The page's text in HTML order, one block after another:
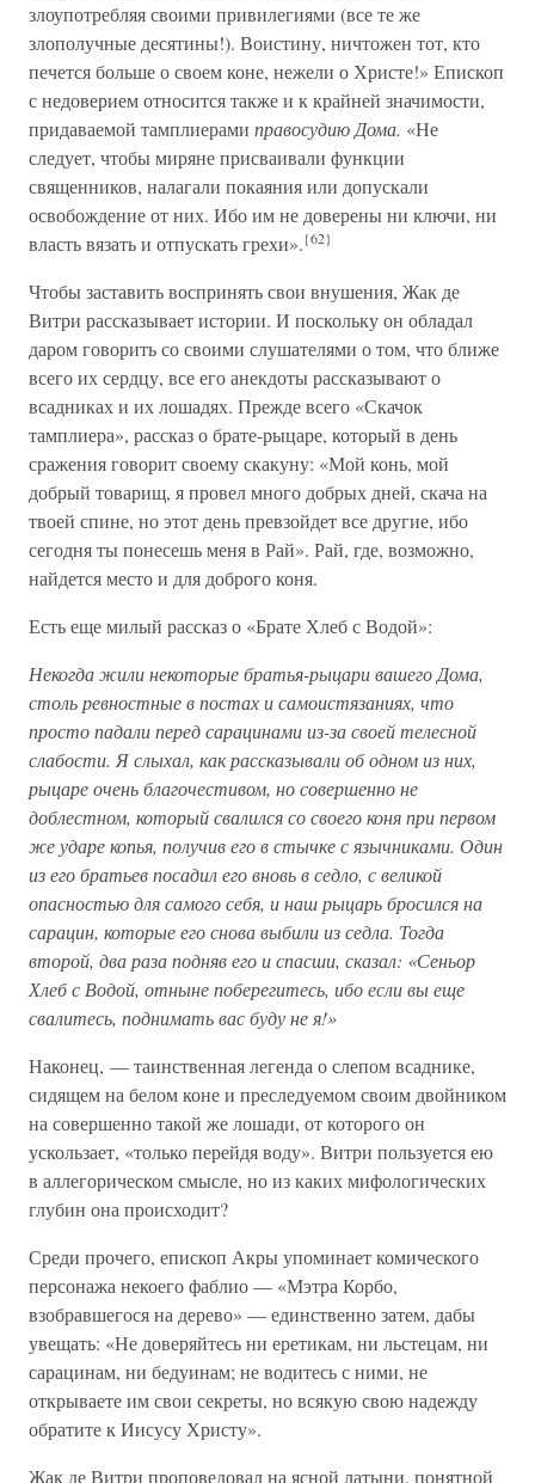
злоупотребляя своими привилегиями (все те же
злополучные десятины!). Воистину, ничтожен тот, кто
печется больше о своем коне, нежели о Христе!» Епископ
с недоверием относится также и к крайней значимости,
придаваемой тамплиерами правосудию Дома. «Не
следует, чтобы миряне присваивали функции
священников, налагали покаяния или допускали
освобождение от них. Ибо им не доверены ни ключи, ни
власть вязать и отпускать грехи».{62}
Чтобы заставить воспринять свои внушения, Жак де
Витри рассказывает истории. И поскольку он обладал
даром говорить со своими слушателями о том, что ближе
всего их сердцу, все его анекдоты рассказывают о
всадниках и их лошадях. Прежде всего «Скачок
тамплиера», рассказ о брате-рыцаре, который в день
сражения говорит своему скакуну: «Мой конь, мой
добрый товарищ, я провел много добрых дней, скача на
твоей спине, но этот день превзойдет все другие, ибо
сегодня ты понесешь меня в Рай». Рай, где, возможно,
найдется место и для доброго коня.
Есть еще милый рассказ о «Брате Хлеб с Водой»:
Некогда жили некоторые братья-рыцари вашего Дома,
столь ревностные в постах и самоистязаниях, что
просто падали перед сарацинами из-за своей телесной
слабости. Я слыхал, как рассказывали об одном из них,
рыцаре очень благочестивом, но совершенно не
доблестном, который свалился со своего коня при первом
же ударе копья, получив его в стычке с язычниками. Один
из его братьев посадил его вновь в седло, с великой
опасностью для самого себя, и наш рыцарь бросился на
сарацин, которые его снова выбили из седла. Тогда
второй, два раза подняв его и спасши, сказал: «Сеньор
Хлеб с Водой, отныне поберегитесь, ибо если вы еще
свалитесь, поднимать вас буду не я!»
Наконец, — таинственная легенда о слепом всаднике,
сидящем на белом коне и преследуемом своим двойником
на совершенно такой же лошади, от которого он
ускользает, «только перейдя воду». Витри пользуется ею
в аллегорическом смысле, но из каких мифологических
глубин она происходит?
Среди прочего, епископ Акры упоминает комического
персонажа некоего фаблио — «Мэтра Корбо,
взобравшегося на дерево» — единственно затем, дабы
увещать: «Не доверяйтесь ни еретикам, ни льстецам, ни
сарацинам, ни бедуинам; не водитесь с ними, не
открываете им свои секреты, но всякую свою надежду
обратите к Иисусу Христу».
Жак де Витри проповедовал на ясной латыни, понятной